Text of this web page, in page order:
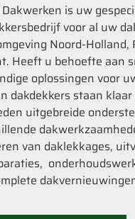
is uw
voor al uw
Noord-Holland,
Heeft u behoefte aan
oplossingen voor
dakdekkers staan
uitgebreide
van daklekkages,